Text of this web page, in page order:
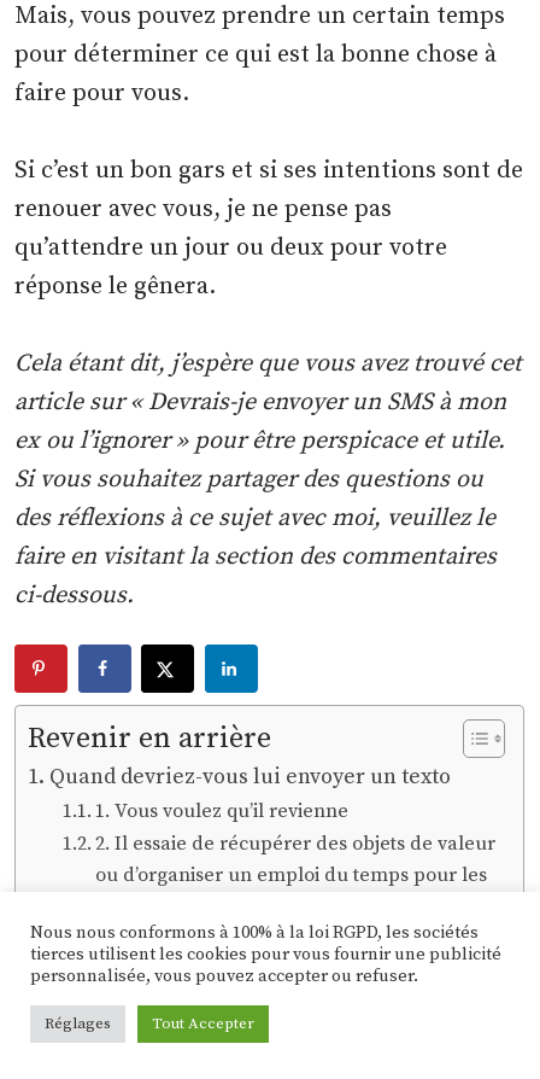
Mais, vous pouvez prendre un certain temps
pour déterminer ce qui est la bonne chose à
faire pour vous.
Si c’est un bon gars et si ses intentions sont de
renouer avec vous, je ne pense pas
qu’attendre un jour ou deux pour votre
réponse le gênera.
Cela étant dit, j’espère que vous avez trouvé cet
article sur « Devrais-je envoyer un SMS à mon
ex ou l’ignorer » pour être perspicace et utile.
Si vous souhaitez partager des questions ou
des réflexions à ce sujet avec moi, veuillez le
faire en visitant la section des commentaires
ci-dessous.
Revenir en arrière
Quand devriez-vous lui envoyer un texto
1. Vous voulez qu’il revienne
2. Il essaie de récupérer des objets de valeur
ou d’organiser un emploi du temps pour les
3. Vous avez fait la paix avec le passé
4. C’est une bonne personne avec de bonnes
intentions
5. Vous voulez tous les deux sincèrement
Nous nous conformons à 100% à la loi RGPD, les sociétés
tierces utilisent les cookies pour vous fournir une publicité
personnalisée, vous pouvez accepter ou refuser.
Réglages Tout Accepter